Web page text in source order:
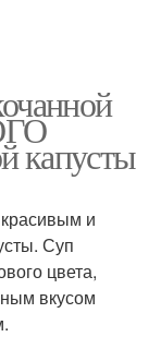
капусты
и
Суп
цвета,
вкусом